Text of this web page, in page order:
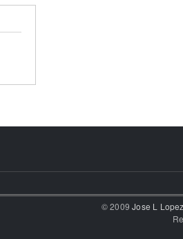
© 2009Jose L